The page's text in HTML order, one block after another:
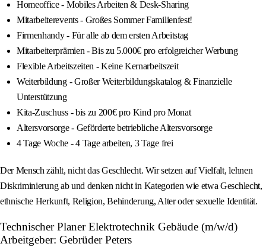
Homeoffice - Mobiles Arbeiten & Desk-Sharing
Mitarbeiterevents - Großes Sommer Familienfest!
Firmenhandy - Für alle ab dem ersten Arbeitstag
Mitarbeiterprämien - Bis zu 5.000€ pro erfolgreicher Werbung
Flexible Arbeitszeiten - Keine Kernarbeitszeit
Weiterbildung - Großer Weiterbildungskatalog & Finanzielle
Unterstützung
Kita-Zuschuss - bis zu 200€ pro Kind pro Monat
Altersvorsorge - Geförderte betriebliche Altersvorsorge
4 Tage Woche - 4 Tage arbeiten, 3 Tage frei
Der Mensch zählt, nicht das Geschlecht. Wir setzen auf Vielfalt, lehnen
Diskriminierung ab und denken nicht in Kategorien wie etwa Geschlecht,
ethnische Herkunft, Religion, Behinderung, Alter oder sexuelle Identität.
Technischer Planer Elektrotechnik Gebäude (m/w/d)
Arbeitgeber: Gebrüder Peters